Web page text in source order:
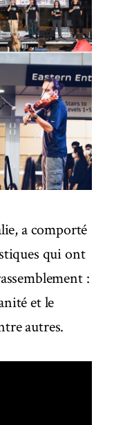
a comporté
qui ont
:
et le
autres.